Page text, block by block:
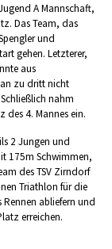
A Mannschaft,
Das Team, das
und
gehen. Letzterer,
aus
zu dritt nicht
nahm
des 4. Mannes ein.
2 Jungen und
175m Schwimmen,
des TSV Zirndorf
Triathlon für die
abliefern und
erreichen.